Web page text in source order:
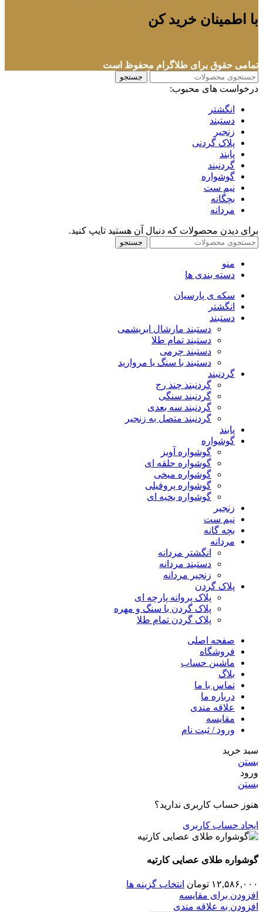
با اطمینان خرید کن
تمامی حقوق برای طلاگرام محفوظ است
جستجو
درخواست های محبوب:
انگشتر
دستبند
زنجیر
پلاک گردنی
پابند
گردنبند
گوشواره
نیم ست
بچگانه
مردانه
برای دیدن محصولات که دنبال آن هستید تایپ کنید.
جستجو
منو
دسته بندی ها
سکه ی پارسیان
انگشتر
دستبند
دستبند مارشال ابریشمی
دستبند تمام طلا
دستبند چرمی
دستبند با سنگ یا مروارید
گردنبند
گردنبند چند رج
گردنبند سنگی
گردنبند سه بعدی
گردنبند متصل به زنجیر
پابند
گوشواره
گوشواره آویز
گوشواره حلقه ای
گوشواره میخی
گوشواره پروفیلی
گوشواره بخیه ای
زنجیر
نیم ست
بچه گانه
مردانه
انگشتر مردانه
دستبند مردانه
زنجیر مردانه
پلاک گردن
پلاک پروانه پارچه ای
پلاک گردن با سنگ و مهره
پلاک گردن تمام طلا
صفحه اصلی
فروشگاه
ماشین حساب
بلاگ
تماس با ما
درباره ما
علاقه مندی
مقایسه
ورود / ثبت نام
سبد خرید
بستن
ورود
بستن
هنوز حساب کاربری ندارید؟
ایجاد حساب کاربری
گوشواره طلای عصایی کارتیه
۱۲,۵۸۶,۰۰۰ تومان انتخاب گزینه ها
افزودن برای مقایسه
افزودن به علاقه مندی